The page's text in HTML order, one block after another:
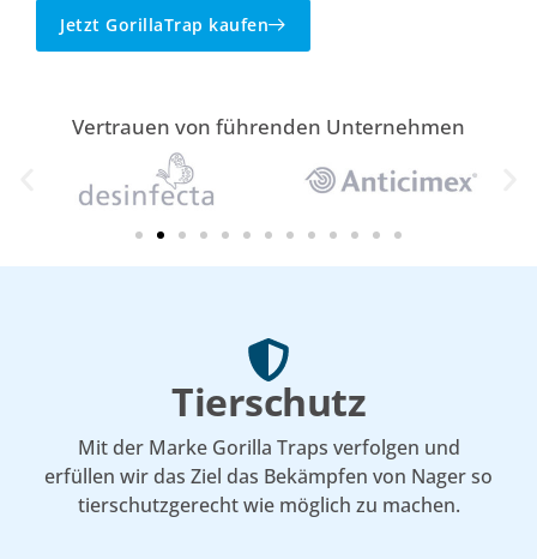
Jetzt GorillaTrap kaufen
Vertrauen von führenden Unternehmen
Tierschutz
Mit der Marke Gorilla Traps verfolgen und
erfüllen wir das Ziel das Bekämpfen von Nager so
tierschutzgerecht wie möglich zu machen.